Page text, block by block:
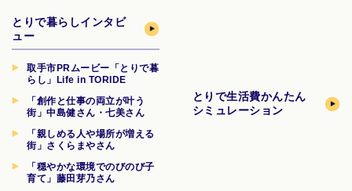
とりで暮らしインタビ
ュー
取手市PRムービー「とりで暮
らし」Life in TORIDE
「創作と仕事の両立が叶う
街」中島健さん・七美さん
「親しめる人や場所が増える
街」さくらまやさん
「穏やかな環境でのびのび子
育て」藤田芽乃さん
とりで生活費かんたん
シミュレーション